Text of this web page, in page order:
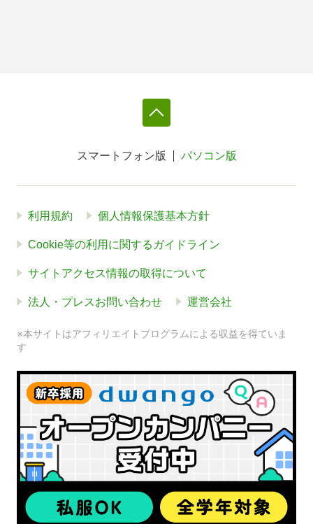
スマートフォン版 パソコン版
利用規約 個人情報保護基本方針
Cookie等の利用に関するガイドライン
サイトアクセス情報の取得について
法人・プレスお問い合わせ 運営会社
※本サイトはアフィリエイトプログラムによる収益を得ていま
す